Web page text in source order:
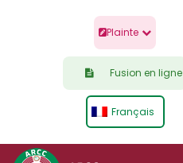
Plainte
Fusion en ligne
Français